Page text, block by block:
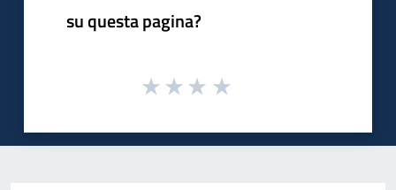
su questa pagina?